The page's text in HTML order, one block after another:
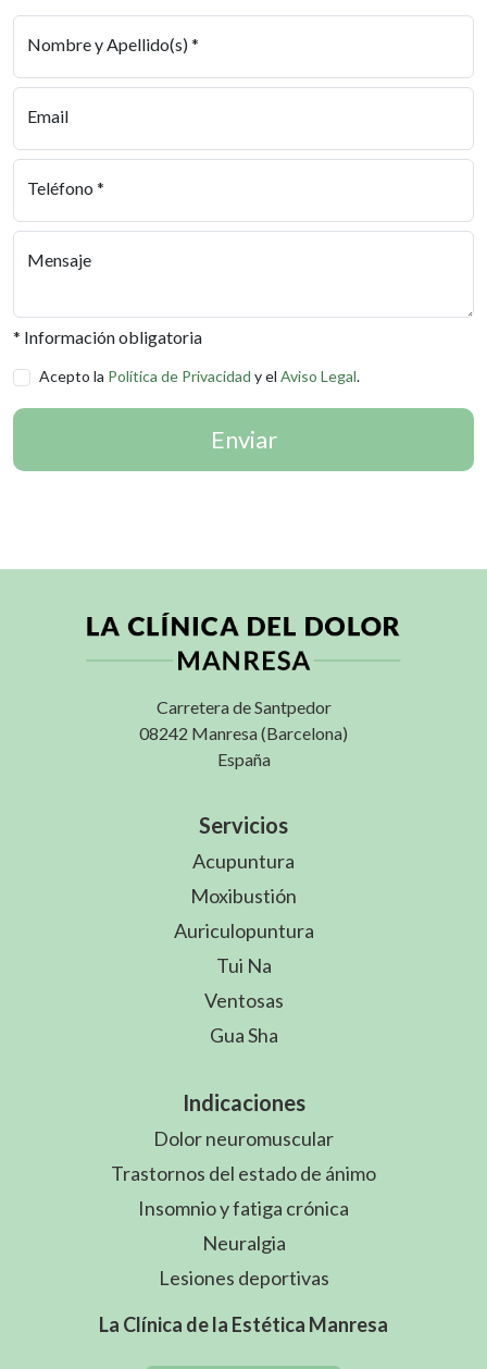
Nombre y Apellido(s) *
Email
Teléfono *
Mensaje
* Información obligatoria
Acepto la Política de Privacidad y el Aviso Legal.
Enviar
Carretera de Santpedor
08242 Manresa (Barcelona)
España
Servicios
Acupuntura
Moxibustión
Auriculopuntura
Tui Na
Ventosas
Gua Sha
Indicaciones
Dolor neuromuscular
Trastornos del estado de ánimo
Insomnio y fatiga crónica
Neuralgia
Lesiones deportivas
La Clínica de la Estética Manresa